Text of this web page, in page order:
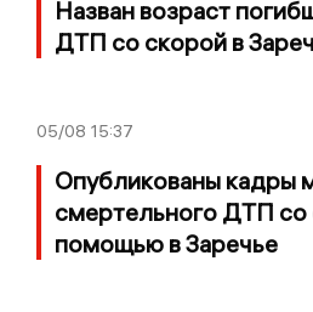
Назван возраст
ДТП со скорой в
05/08 15:37
Опубликованы кадры
смертельного ДТП со
помощью в Заречье